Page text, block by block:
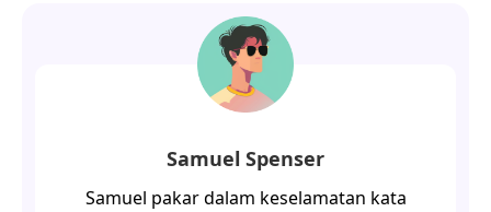
Samuel Spenser
Samuel pakar dalam keselamatan kata